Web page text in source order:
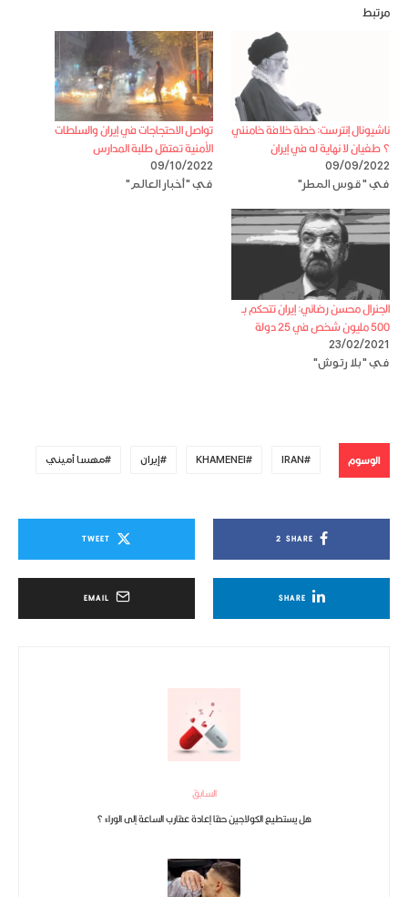
مرتبط
ناشيونال إنترست: خطة خلافة خامنئي
؟ طغيان لا نهاية له في إيران
09/09/2022
في "قوس المطر"
تواصل الاحتجاجات في إيران والسلطات
الأمنية تعتقل طلبة المدارس
09/10/2022
في "أخبار العالم"
الجنرال محسن رضائي: إيران تتحكم بـ
500 مليون شخص في 25 دولة
23/02/2021
في "بلا رتوش"
الوسوم IRAN
KHAMENEI إيران مهسا أميني
SHARE
2
TWEET
SHARE
EMAIL
السابق
هل يستطيع الكولاجين حقا إعادة عقارب الساعة إلى الوراء ؟